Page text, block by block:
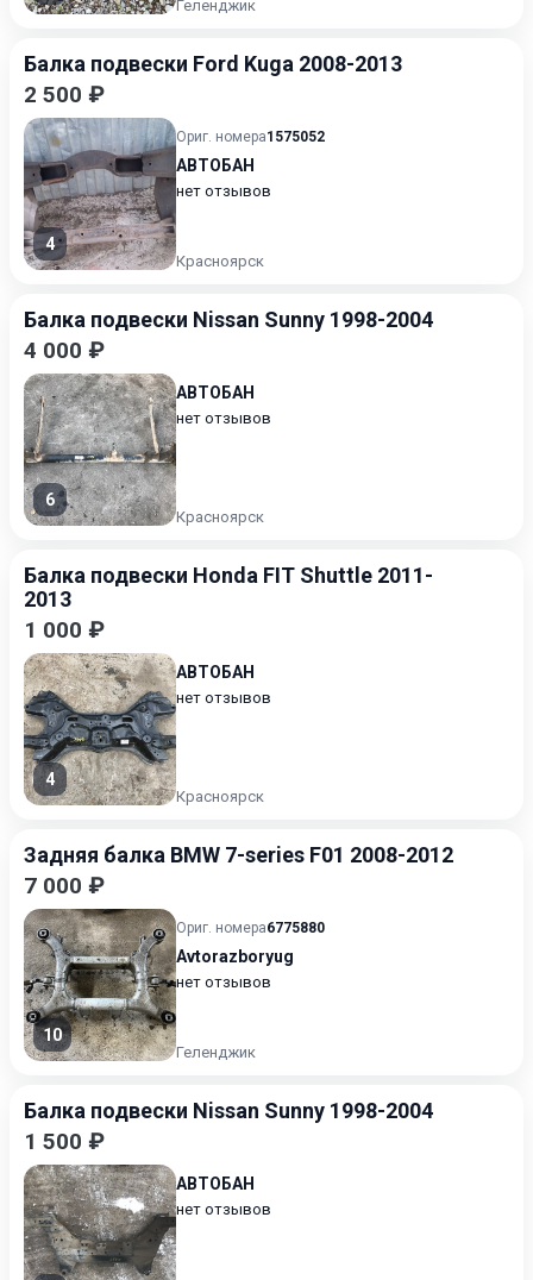
Геленджик
Балка подвески Ford Kuga 2008-2013
2 500 ₽
4
Ориг. номера1575052
АВТОБАН
нет отзывов
Красноярск
Балка подвески Nissan Sunny 1998-2004
4 000 ₽
6
АВТОБАН
нет отзывов
Красноярск
Балка подвески Honda FIT Shuttle 2011-
2013
1 000 ₽
4
АВТОБАН
нет отзывов
Красноярск
Задняя балка BMW 7-series F01 2008-2012
7 000 ₽
10
Ориг. номера6775880
Avtorazboryug
нет отзывов
Геленджик
Балка подвески Nissan Sunny 1998-2004
1 500 ₽
АВТОБАН
нет отзывов